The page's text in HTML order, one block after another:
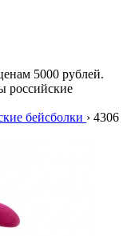
5000 рублей.
российские
бейсболки › 4306